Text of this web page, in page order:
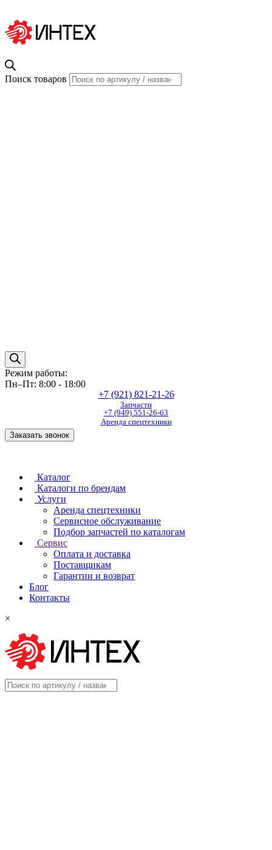
Поиск товаров
Режим работы:
Пн–Пт: 8:00 - 18:00
+7 (921) 821-21-26
Запчасти
+7 (949) 551-26-63
Аренда спецтехники
Заказать звонок
Каталог
Каталоги по брендам
Услуги
Аренда спецтехники
Сервисное обслуживание
Подбор запчастей по каталогам
Сервис
Оплата и доставка
Поставщикам
Гарантии и возврат
Блог
Контакты
×